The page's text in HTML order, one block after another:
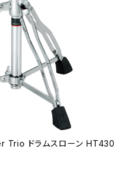
Trio ドラムスローン HT430